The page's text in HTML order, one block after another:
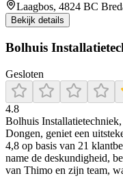
Laagbos, 4824 BC
Bekijk details
Bolhuis
Gesloten
4.8
Bolhuis
Dongen, geniet een
4,8 op basis van 21
name de deskundigheid,
van Thimo en zijn team,